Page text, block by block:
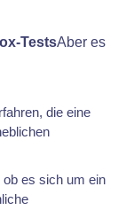
TestsAber es
die eine
es sich um ein